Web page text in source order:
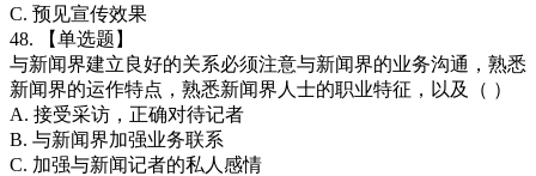
C. 预见宣传效果
48. 【单选题】
与新闻界建立良好的关系必须注意与新闻界的业务沟通，熟悉
新闻界的运作特点，熟悉新闻界人士的职业特征，以及（ ）
A. 接受采访，正确对待记者
B. 与新闻界加强业务联系
C. 加强与新闻记者的私人感情